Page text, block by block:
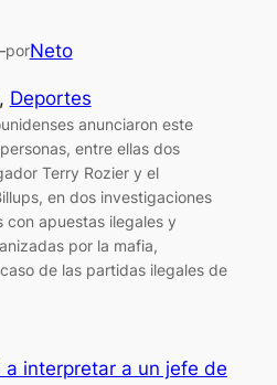
porNeto
, Deportes
anunciaron este
entre ellas dos
Terry Rozier y el
en dos investigaciones
con apuestas ilegales y
por la mafia,
de las partidas ilegales de